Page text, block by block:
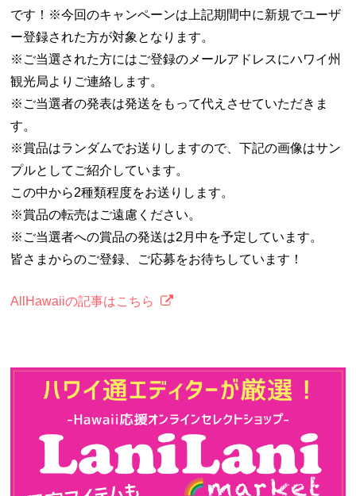
です！※今回のキャンペーンは上記期間中に新規でユーザ
ー登録された方が対象となります。
※ご当選された方にはご登録のメールアドレスにハワイ州
観光局よりご連絡します。
※ご当選者の発表は発送をもって代えさせていただきま
す。
※賞品はランダムでお送りしますので、下記の画像はサン
プルとしてご紹介しています。
この中から2種類程度をお送りします。
※賞品の転売はご遠慮ください。
※ご当選者への賞品の発送は2月中を予定しています。
皆さまからのご登録、ご応募をお待ちしています！
AllHawaiiの記事はこちら